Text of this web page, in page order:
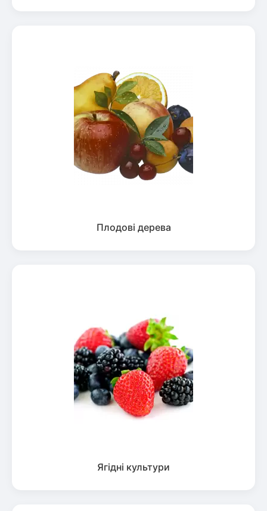
Плодові дерева
Ягідні культури